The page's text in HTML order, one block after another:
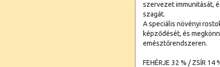
szervezet immunitását,
szagát.
A speciális növényi
képződését, és
emésztőrendszeren.
FEHÉRJE 32 % / ZSÍR 14